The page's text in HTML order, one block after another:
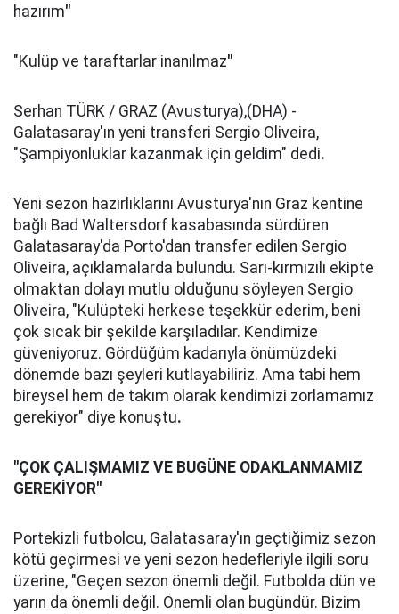
hazırım"
"Kulüp ve taraftarlar inanılmaz"
Serhan TÜRK / GRAZ (Avusturya),(DHA) -
Galatasaray'ın yeni transferi Sergio Oliveira,
"Şampiyonluklar kazanmak için geldim" dedi.
Yeni sezon hazırlıklarını Avusturya'nın Graz kentine
bağlı Bad Waltersdorf kasabasında sürdüren
Galatasaray'da Porto'dan transfer edilen Sergio
Oliveira, açıklamalarda bulundu. Sarı-kırmızılı ekipte
olmaktan dolayı mutlu olduğunu söyleyen Sergio
Oliveira, "Kulüpteki herkese teşekkür ederim, beni
çok sıcak bir şekilde karşıladılar. Kendimize
güveniyoruz. Gördüğüm kadarıyla önümüzdeki
dönemde bazı şeyleri kutlayabiliriz. Ama tabi hem
bireysel hem de takım olarak kendimizi zorlamamız
gerekiyor" diye konuştu.
"ÇOK ÇALIŞMAMIZ VE BUGÜNE ODAKLANMAMIZ
GEREKİYOR"
Portekizli futbolcu, Galatasaray'ın geçtiğimiz sezon
kötü geçirmesi ve yeni sezon hedefleriyle ilgili soru
üzerine, "Geçen sezon önemli değil. Futbolda dün ve
yarın da önemli değil. Önemli olan bugündür. Bizim